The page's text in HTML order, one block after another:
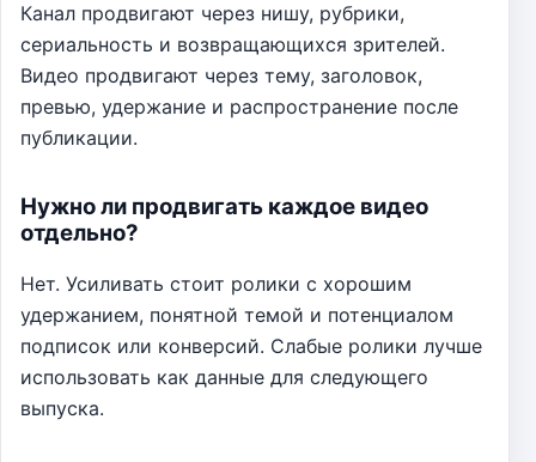
Канал продвигают через нишу, рубрики,
сериальность и возвращающихся зрителей.
Видео продвигают через тему, заголовок,
превью, удержание и распространение после
публикации.
Нужно ли продвигать каждое видео
отдельно?
Нет. Усиливать стоит ролики с хорошим
удержанием, понятной темой и потенциалом
подписок или конверсий. Слабые ролики лучше
использовать как данные для следующего
выпуска.